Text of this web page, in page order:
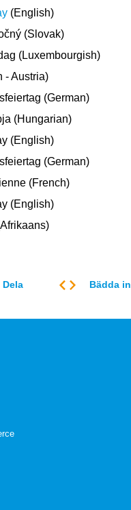
(English)
(Slovak)
(Luxembourgish)
- Austria)
(German)
(Hungarian)
(English)
(German)
(French)
(English)
Dela Bädda in